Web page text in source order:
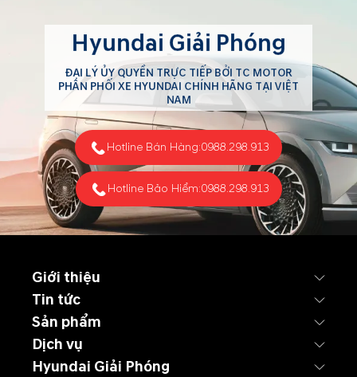
Hyundai Giải Phóng
ĐẠI LÝ ỦY QUYỀN TRỰC TIẾP BỞI TC MOTOR
PHÂN PHỐI XE HYUNDAI CHÍNH HÃNG TẠI VIỆT
NAM
Hotline Bán Hàng:0988.298.913
Hotline Bảo Hiểm:0988.298.913
Giới thiệu
Tin tức
Sản phẩm
Dịch vụ
Hyundai Giải Phóng